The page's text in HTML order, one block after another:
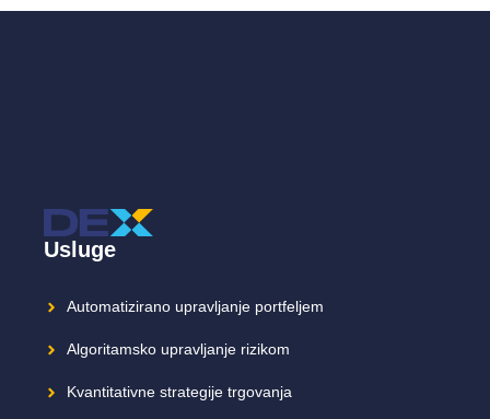
Usluge
Automatizirano upravljanje portfeljem
Algoritamsko upravljanje rizikom
Kvantitativne strategije trgovanja